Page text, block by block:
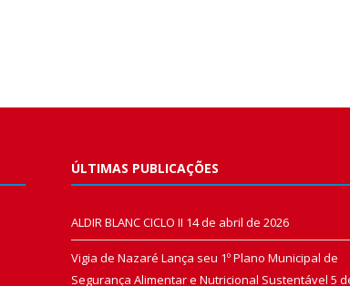
ÚLTIMAS PUBLICAÇÕES
ALDIR BLANC CICLO II 14 de abril de 2026
Vigia de Nazaré Lança seu 1º Plano Municipal de
Segurança Alimentar e Nutricional Sustentável 5